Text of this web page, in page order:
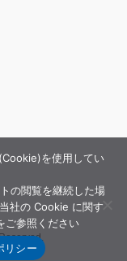
を使用してい
の閲覧を継続した場
社の Cookie に関す
ご参照ください
リシー